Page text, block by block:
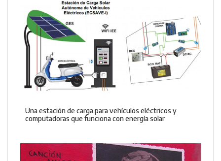
Una estación de carga para vehículos eléctricos y
computadoras que funciona con energía solar